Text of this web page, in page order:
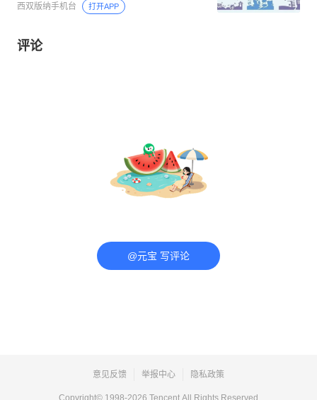
西双版纳手机台 打开APP
评论
@元宝 写评论
意见反馈 举报中心 隐私政策
Copyright© 1998-2026 Tencent.All Rights Reserved